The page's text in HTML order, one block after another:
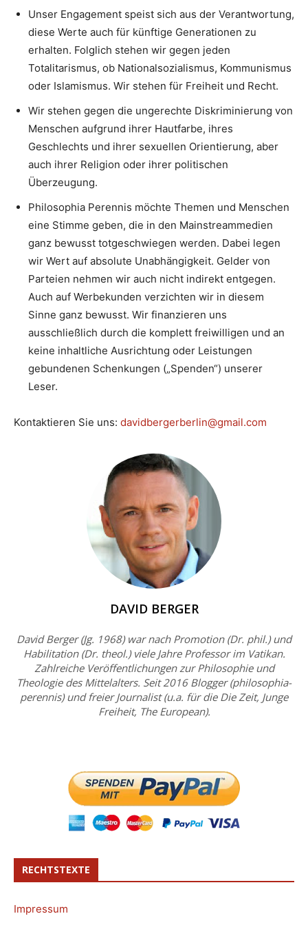
Unser Engagement speist sich aus der Verantwortung,
diese Werte auch für künftige Generationen zu
erhalten. Folglich stehen wir gegen jeden
Totalitarismus, ob Nationalsozialismus, Kommunismus
oder Islamismus. Wir stehen für Freiheit und Recht.
Wir stehen gegen die ungerechte Diskriminierung von
Menschen aufgrund ihrer Hautfarbe, ihres
Geschlechts und ihrer sexuellen Orientierung, aber
auch ihrer Religion oder ihrer politischen
Überzeugung.
Philosophia Perennis möchte Themen und Menschen
eine Stimme geben, die in den Mainstreammedien
ganz bewusst totgeschwiegen werden. Dabei legen
wir Wert auf absolute Unabhängigkeit. Gelder von
Parteien nehmen wir auch nicht indirekt entgegen.
Auch auf Werbekunden verzichten wir in diesem
Sinne ganz bewusst. Wir finanzieren uns
ausschließlich durch die komplett freiwilligen und an
keine inhaltliche Ausrichtung oder Leistungen
gebundenen Schenkungen („Spenden“) unserer
Leser.
Kontaktieren Sie uns: davidbergerberlin@gmail.com
DAVID BERGER
David Berger (Jg. 1968) war nach Promotion (Dr. phil.) und
Habilitation (Dr. theol.) viele Jahre Professor im Vatikan.
Zahlreiche Veröffentlichungen zur Philosophie und
Theologie des Mittelalters. Seit 2016 Blogger (philosophia-
perennis) und freier Journalist (u.a. für die Die Zeit, Junge
Freiheit, The European).
RECHTSTEXTE
Impressum